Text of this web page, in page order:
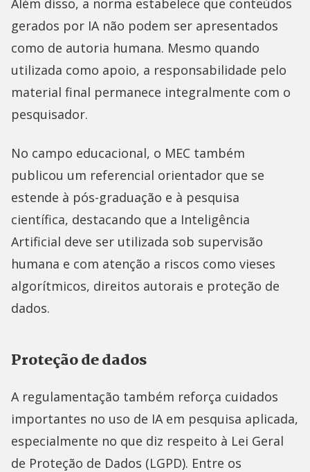
Além disso, a norma estabelece que conteúdos
gerados por IA não podem ser apresentados
como de autoria humana. Mesmo quando
utilizada como apoio, a responsabilidade pelo
material final permanece integralmente com o
pesquisador.
No campo educacional, o MEC também
publicou um referencial orientador que se
estende à pós-graduação e à pesquisa
científica, destacando que a Inteligência
Artificial deve ser utilizada sob supervisão
humana e com atenção a riscos como vieses
algorítmicos, direitos autorais e proteção de
dados.
Proteção de dados
A regulamentação também reforça cuidados
importantes no uso de IA em pesquisa aplicada,
especialmente no que diz respeito à Lei Geral
de Proteção de Dados (LGPD). Entre os